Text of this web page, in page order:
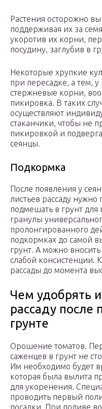
Растения осторожно
поддерживая их за
укоротив их корни,
посудину, заглубив в
Некоторые хрупкие
при пересадке, а тем,
стержневые корни,
пикировка. В таких
осуществляют
стаканчики, чтобы не
пикировкой и
сеянцы.
Подкормка
После появления у
листьев рассаду
подмешать в грунт
гранулы
пролонгированного
подкормках до самой
грунт. А можно
слабой консистенции.
рассады до момента
Чем удобрять
рассаду после
грунте
Орошение томатов.
саженцев в грунт не
Им необходимо будет
которая была вылита
для укоренения.
проводить первый
посадки. При поливе